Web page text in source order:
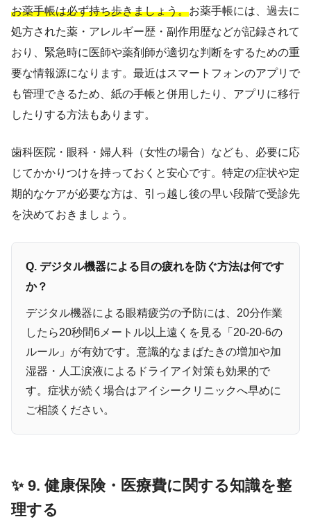
お薬手帳は必ず持ち歩きましょう。お薬手帳には、過去に
処方された薬・アレルギー歴・副作用歴などが記録されて
おり、緊急時に医師や薬剤師が適切な判断をするための重
要な情報源になります。最近はスマートフォンのアプリで
も管理できるため、紙の手帳と併用したり、アプリに移行
したりする方法もあります。
歯科医院・眼科・婦人科（女性の場合）なども、必要に応
じてかかりつけを持っておくと安心です。特定の症状や定
期的なケアが必要な方は、引っ越し後の早い段階で受診先
を決めておきましょう。
Q. デジタル機器による目の疲れを防ぐ方法は何です
か？
デジタル機器による眼精疲労の予防には、20分作業
したら20秒間6メートル以上遠くを見る「20-20-6の
ルール」が有効です。意識的なまばたきの増加や加
湿器・人工涙液によるドライアイ対策も効果的で
す。症状が続く場合はアイシークリニックへ早めに
ご相談ください。
✨ 9. 健康保険・医療費に関する知識を整
理する